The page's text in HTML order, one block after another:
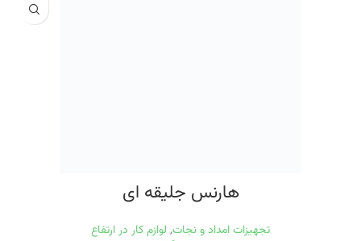
هارنس جلیقه ای
تجهیزات امداد و نجات, لوازم کار در ارتفاع